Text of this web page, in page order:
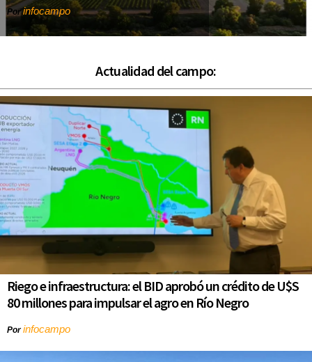
Porinfocampo
Actualidad del campo:
Riego e infraestructura: el BID aprobó un crédito de U$S
80 millones para impulsar el agro en Río Negro
Porinfocampo